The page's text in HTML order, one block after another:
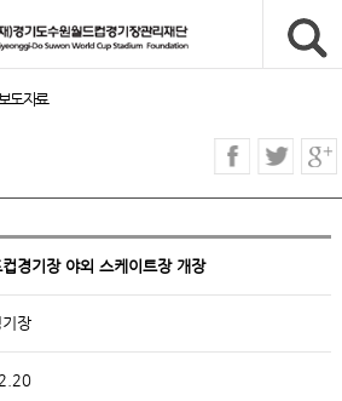
도자료
경기장 야외 스케이트장 개장
장